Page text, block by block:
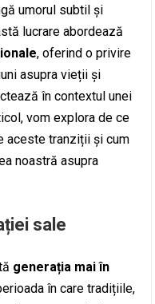
umorul subtil și
lucrare abordează
, oferind o privire
asupra vieții și
în contextul unei
vom explora de ce
aceste tranziții și cum
noastră asupra
sale
generația mai în
în care tradițiile,